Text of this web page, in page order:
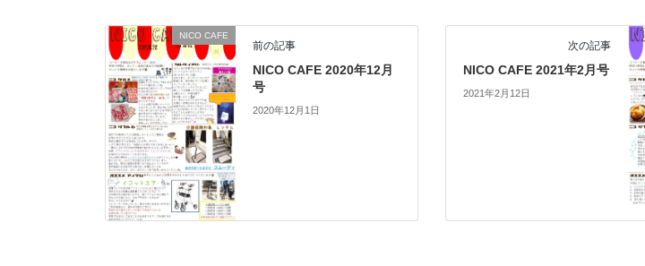
NICO CAFE
前の記事
NICO CAFE 2020年12月
号
2020年12月1日
次の記事
NICO CAFE 2021年2月号
2021年2月12日